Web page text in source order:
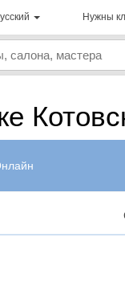
Нужны